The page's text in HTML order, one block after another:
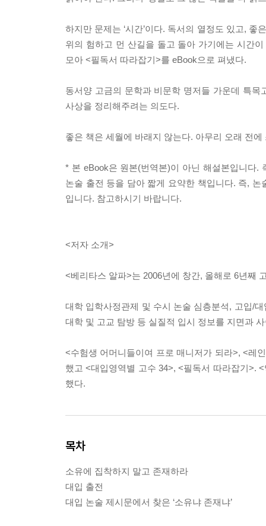
하지만 문제는 ‘시간’이다. 독서의 열정도 있고, 좋
위의 험하고 먼 산길을 돌고 돌아 가기에는 시간
모아 <필독서 따라잡기>를 eBook으로 펴냈다.
동서양 고금의 문학과 비문학 명저들 가운데 특
사상을 정리해주려는 의도다.
좋은 책은 세월에 바래지 않는다. 아무리 오래 전
* 본 eBook은 원본(번역본)이 아닌 해설본입니다
논술 출전 등을 담아 짧게 요약한 책입니다. 즉,
입니다. 참고하시기 바랍니다.
<저자 소개>
<베리타스 알파>는 2006년에 창간, 올해로 6년째
대학 입학사정관제 및 수시 논술 심층분석, 고입/
대학 및 고교 탐방 등 실질적 입시 정보를 지면과
<수험생 어머니들이여 프로 매니저가 되라>, <레
했고 <대입영역별 고수 34>, <필독서 따라잡기>.
했다.
목차
소유에 집착하지 말고 존재하라
대입 출전
대입 논술 제시문에서 찾은 ‘소유냐 존재냐’